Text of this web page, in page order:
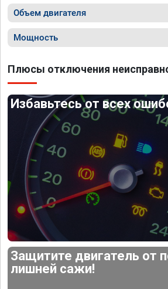
Объем двигателя
Мощность
Плюсы отключения
Избавьтесь от всех
Защитите двигатель от
лишней сажи!